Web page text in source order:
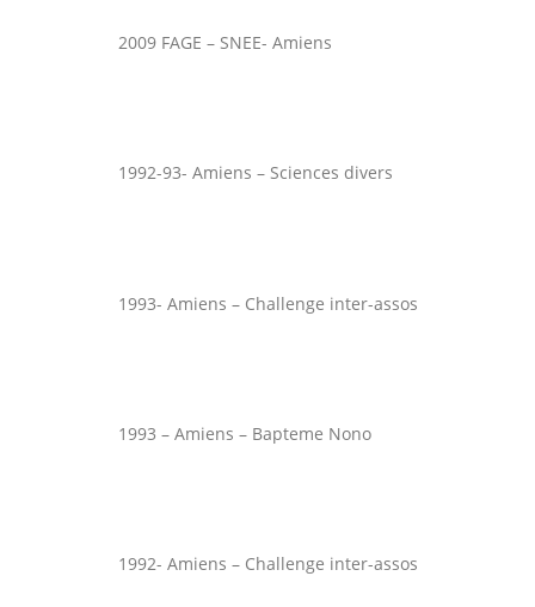
2009 FAGE – SNEE- Amiens
1992-93- Amiens – Sciences divers
1993- Amiens – Challenge inter-assos
1993 – Amiens – Bapteme Nono
1992- Amiens – Challenge inter-assos